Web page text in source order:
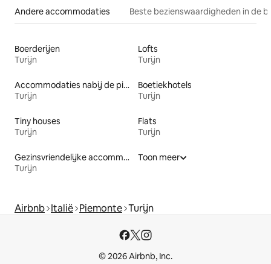
Andere accommodaties Beste bezienswaardigheden in de
Boerderijen
Turijn
Lofts
Turijn
Accommodaties nabij de piste
Turijn
Boetiekhotels
Turijn
Tiny houses
Turijn
Flats
Turijn
Gezinsvriendelijke accommodaties
Turijn
Toon meer
Airbnb Italië Piemonte Turijn
© 2026 Airbnb, Inc.